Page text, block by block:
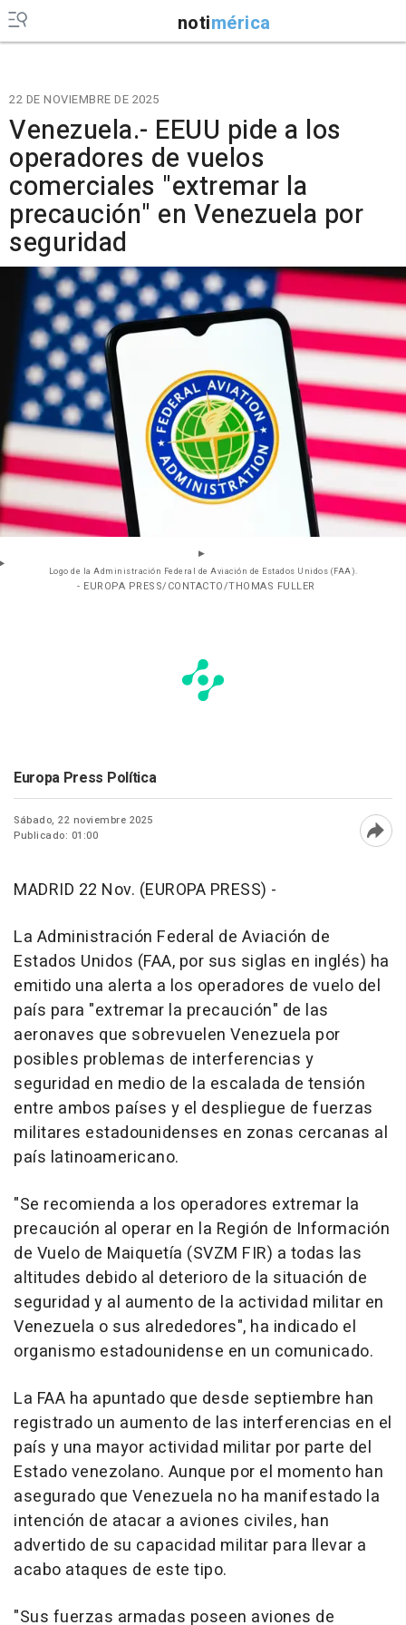
notimérica
22 DE NOVIEMBRE DE 2025
Venezuela.- EEUU pide a los
operadores de vuelos
comerciales "extremar la
precaución" en Venezuela por
seguridad
Logo de la Administración Federal de Aviación de Estados Unidos (FAA).
- EUROPA PRESS/CONTACTO/THOMAS FULLER
Europa Press Política
Sábado, 22 noviembre 2025
Publicado: 01:00
MADRID 22 Nov. (EUROPA PRESS) -
La Administración Federal de Aviación de
Estados Unidos (FAA, por sus siglas en inglés) ha
emitido una alerta a los operadores de vuelo del
país para "extremar la precaución" de las
aeronaves que sobrevuelen Venezuela por
posibles problemas de interferencias y
seguridad en medio de la escalada de tensión
entre ambos países y el despliegue de fuerzas
militares estadounidenses en zonas cercanas al
país latinoamericano.
"Se recomienda a los operadores extremar la
precaución al operar en la Región de Información
de Vuelo de Maiquetía (SVZM FIR) a todas las
altitudes debido al deterioro de la situación de
seguridad y al aumento de la actividad militar en
Venezuela o sus alrededores", ha indicado el
organismo estadounidense en un comunicado.
La FAA ha apuntado que desde septiembre han
registrado un aumento de las interferencias en el
país y una mayor actividad militar por parte del
Estado venezolano. Aunque por el momento han
asegurado que Venezuela no ha manifestado la
intención de atacar a aviones civiles, han
advertido de su capacidad militar para llevar a
acabo ataques de este tipo.
"Sus fuerzas armadas poseen aviones de